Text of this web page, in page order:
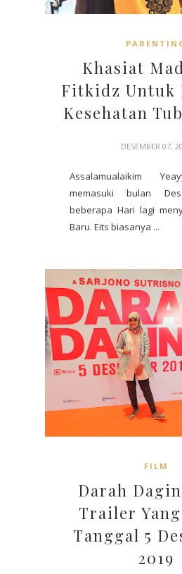
Khasiat
Fitkidz Untuk
Kesehatan
DESEMBER 07,
Assalamualaikim
memasuki bulan
beberapa Hari lagi
Baru. Eits biasanya ...
FILM
Darah
Trailer
Tanggal 5
2019